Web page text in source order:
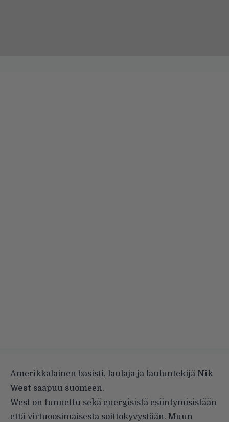
Amerikkalainen basisti, laulaja ja lauluntekijä Nik
West saapuu suomeen.
West on tunnettu sekä energisistä esiintymisistään
että virtuoosimaisesta soittokyvystään. Muun